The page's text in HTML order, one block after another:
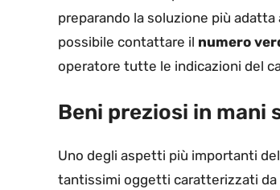
preparando la soluzione più
possibile contattare il numero
operatore tutte le indicazioni del
Beni preziosi in mani
Uno degli aspetti più importanti
tantissimi oggetti caratterizzati da